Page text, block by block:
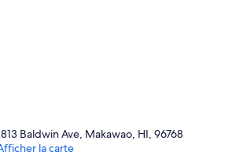
Baldwin Ave, Makawao, HI, 96768
la carte